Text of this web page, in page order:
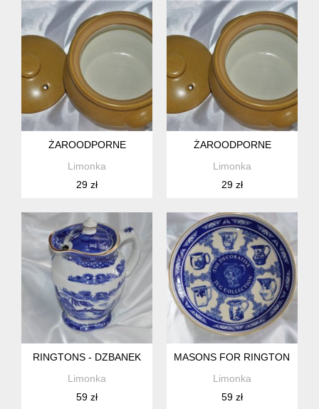
ŻAROODPORNE
Limonka
29 zł
ŻAROODPORNE
Limonka
29 zł
RINGTONS - DZBANEK
Limonka
59 zł
MASONS FOR RINGTONS -
Limonka
59 zł